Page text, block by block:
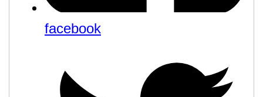
facebook